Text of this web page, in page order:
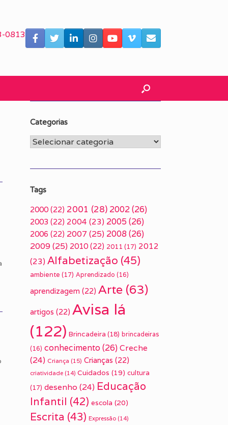
0813
Categorias
Categorias
Tags
2000 (22) 2001 (28) 2002(26)
2003 (22) 2004 (23) 2005 (26)
2006 (22) 2007 (25) 2008(26)
2009(25) 2010 (22) 2011 (17) 2012
(23) Alfabetização (45)
ambiente (17) Aprendizado (16)
aprendizagem (22) Arte (63)
artigos (22) Avisa lá
(122) Brincadeira (18) brincadeiras
(16) conhecimento(26) Creche
(24) Criança (15) Crianças (22)
criatividade (14) Cuidados (19) cultura
(17) desenho (24) Educação
Infantil (42) escola (20)
Escrita (43) Expressão (14)